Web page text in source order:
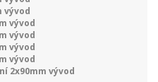
vývod
vývod
vývod
vývod
vývod
2x90mm vývod